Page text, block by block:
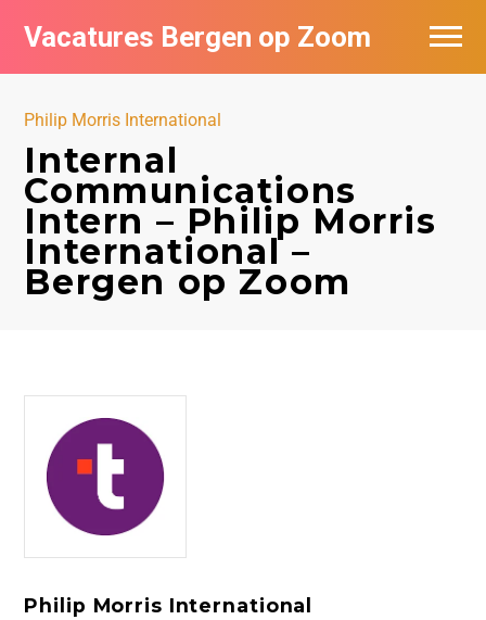
Vacatures Bergen op Zoom
Philip Morris International
Internal
Communications
Intern – Philip Morris
International –
Bergen op Zoom
Philip Morris International
Vacatures per bedrijf
De populairste vacatures in Bergen op
Zoom